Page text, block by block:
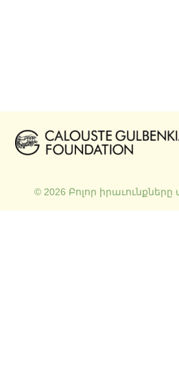
© 2026 Բոլոր